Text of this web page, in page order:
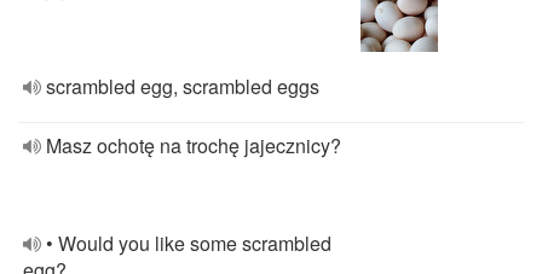
scrambled egg, scrambled eggs
Masz ochotę na trochę jajecznicy?
• Would you like some scrambled